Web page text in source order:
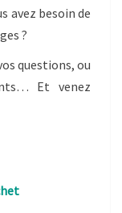
avez besoin de
?
questions, ou
Et venez